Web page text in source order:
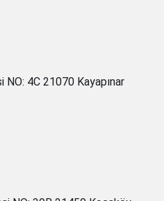
NO: 4C 21070 Kayapınar